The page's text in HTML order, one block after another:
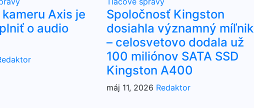
Axis je
o audio
Spoločnosť Kingston
dosiahla významný míľnik
– celosvetovo dodala už
100 miliónov SATA SSD
Kingston A400
máj 11, 2026 Redaktor